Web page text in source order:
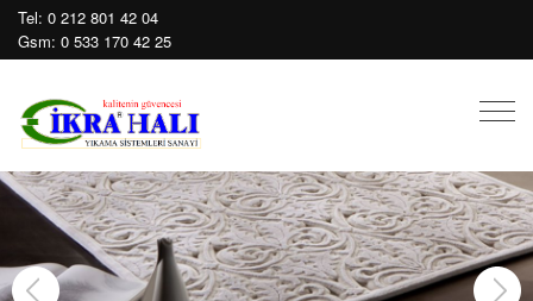
Tel: 0 212 801 42 04
Gsm: 0 533 170 42 25
Mobil